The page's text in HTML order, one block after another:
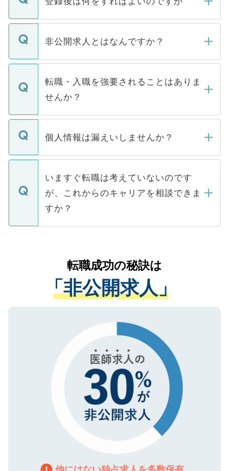
ご登録いただきましたら、弊社担当者がご
登録内容を確認し、その後メールもしくは
ます。通常、5営業日以内にはご連絡をせて
いただきますので、しばらくお待ちくださ
い。
非公開求人とはなんですか？
マイナビDOCTORで取り扱っている求人の
うち約3割は、Webサイトからご覧いただ
けない「非公開求人」です。非公開求人は
下記の理由によって、一般には公開してい
ません。
■応募殺到を避けるため 人気のある医療機
関を公にしてしまうと、応募が殺到する場
に、医療機関が求める条件に合った人材の
みを人材紹介会社に依頼するケースが増え
ています。
転職・入職を強要されることはありま
せんか？
転職・入職を強要することは一切ありませ
ん。また、仮に応募先から内定をいただい
定を承諾する必要はありません。内定先へ
の辞退の連絡はキャリアパートナーが行い
ますので、ご安心ください。
個人情報は漏えいしませんか？
個人情報が漏えいすることはありませんの
で、ご安心ください。当サイトからの登録
などで収集したご登録者様の個人情報は、
ご本人のキャリアアップおよび転職活動の
支援を目的に使用いたします。お預かりし
ているすべての個人データはご本人の許可
は、個人情報の取り扱いについての厳密な
管理基準を満たした事業者のみに付与され
る、プライバシーマークを取得済みです。
ご登録いただいた個人情報は、SSL（デー
で、機密保持に関してもご安心ください。
いますぐ転職は考えていないのです
が、これからのキャリアを相談できま
すか？
かがいして、現在の医療機関の状況や紹介
経験をまじえながら、適切なアドバイスを
させていただきます。すぐにご転職をされ
ない方には、長期的なサポートが可能です
ので、まずはご登録ください。
転職成功の秘訣は
「非公開求人」